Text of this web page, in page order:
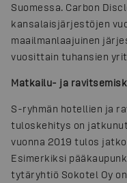
Suomessa. Carbon
kansalaisjärjestöjen
maailmanlaajuinen
vuosittain tuhansien
Matkailu- ja
S-ryhmän hotellien ja
tuloskehitys on
vuonna 2019 tulos
Esimerkiksi
tytäryhtiö Sokotel Oy